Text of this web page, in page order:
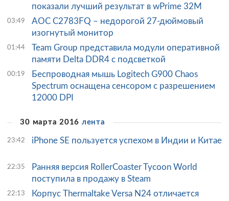
показали лучший результат в wPrime 32M
03:49
AOC C2783FQ – недорогой 27-дюймовый
изогнутый монитор
01:44
Team Group представила модули оперативной
памяти Delta DDR4 с подсветкой
00:19
Беспроводная мышь Logitech G900 Chaos
Spectrum оснащена сенсором с разрешением
12000 DPI
30 марта 2016 лента
23:42 iPhone SE пользуется успехом в Индии и Китае
22:35
Ранняя версия RollerCoaster Tycoon World
поступила в продажу в Steam
22:13 Корпус Thermaltake Versa N24 отличается